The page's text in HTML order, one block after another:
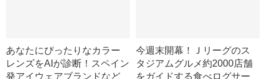
あなたにぴったりなカラー
レンズをAIが診断！スペイン
発アイウェアブランドなど
今週末開幕！Ｊリーグのス
タジアムグルメ約2000店舗
をガイドする食べログサー